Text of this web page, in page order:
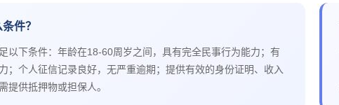
件？
以下条件：年龄在18-60周岁之间，具有完全民事行为能力；有
；个人征信记录良好，无严重逾期；提供有效的身份证明、收入
提供抵押物或担保人。